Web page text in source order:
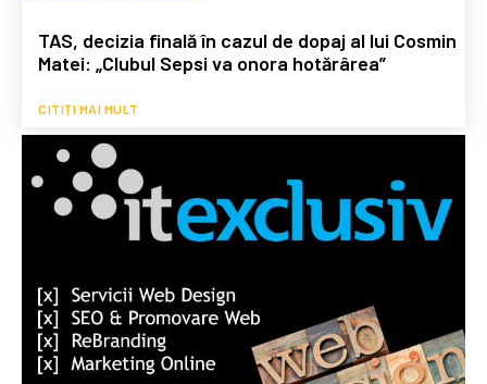
TAS, decizia finală în cazul de dopaj al lui Cosmin
Matei: „Clubul Sepsi va onora hotărârea”
CITIȚI MAI MULT